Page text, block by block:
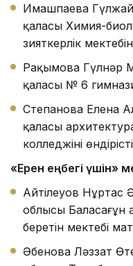
Имашпаева
қаласы Химия-
зияткерлік
Рақымова Гүлнәр
қаласы № 6
Степанова Елена
қаласы
колледжінің
«Ерен еңбегі үшін»
Айтілеуов Нұртас
облысы Баласағұн
беретін мектебі
Әбенова Ләззат